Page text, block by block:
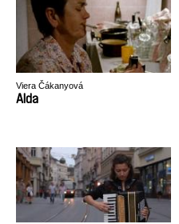
Viera Čákanyová
Alda